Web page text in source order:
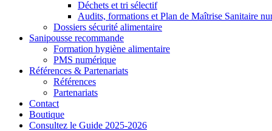
Déchets et tri sélectif
Audits, formations et Plan de Maîtrise Sanitaire
Dossiers sécurité alimentaire
Sanipousse recommande
Formation hygiène alimentaire
PMS numérique
Références & Partenariats
Références
Partenariats
Contact
Boutique
Consultez le Guide 2025-2026